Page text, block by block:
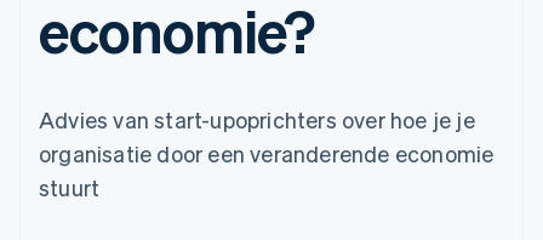
dan 125
Terminal
Boost
acceptatie
Link
Gegevenssynchronisatie
Marktplaatsen
Geldbeheer
Platforms
Facturatie naar gebruik
bieden
worden gedekt
Diensten voorzien en
beheren met agents
Productroadmap
Vacatures
Stripe Newsroom
Stripe Press
economie?
Advies van start-upoprichters over hoe je je
organisatie door een veranderende economie
stuurt